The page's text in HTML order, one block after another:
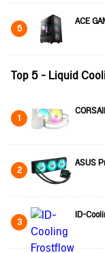
5 ACE
Top 5 - Liquid
1
2 ASUS
3 ID-